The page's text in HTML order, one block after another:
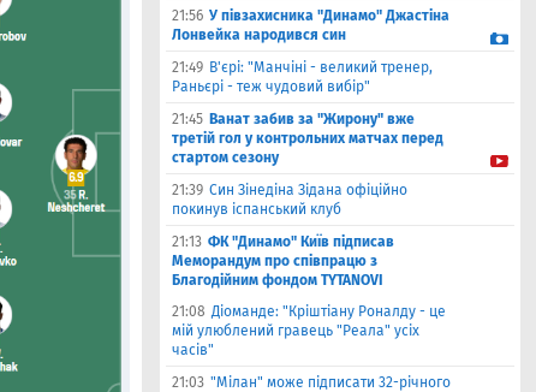
21:56 У півзахисника "Динамо" Джастіна
Лонвейка народився син
21:49 В'єрі: "Манчіні - великий тренер,
Раньєрі - теж чудовий вибір"
21:45 Ванат забив за "Жирону" вже
третій гол у контрольних матчах перед
стартом сезону
21:39 Син Зінедіна Зідана офіційно
покинув іспанський клуб
21:13 ФК "Динамо" Київ підписав
Меморандум про співпрацю з
Благодійним фондом TYTANOVI
21:08 Діоманде: "Кріштіану Роналду - це
мій улюблений гравець "Реала" усіх
часів"
21:03 "Мілан" може підписати 32-річного